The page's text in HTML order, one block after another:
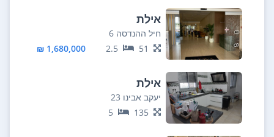
אילת
חיל ההנדסה 6
51
2.5
1,680,000 ₪
אילת
יעקב אבינו 23
135
5